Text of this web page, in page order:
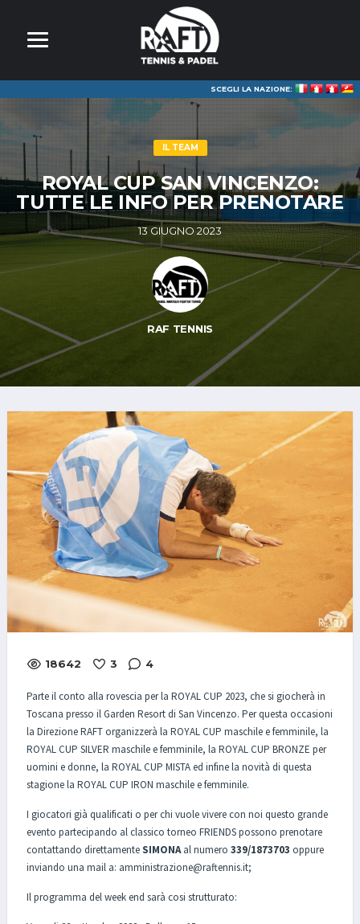
SCEGLI LA NAZIONE:
IL TEAM
ROYAL CUP SAN VINCENZO:
TUTTE LE INFO PER PRENOTARE
13 GIUGNO 2023
RAF TENNIS
18642 3 4
Parte il conto alla rovescia per la ROYAL CUP 2023, che si giocherà in
Toscana presso il Garden Resort di San Vincenzo. Per questa occasioni
la Direzione RAFT organizzerà la ROYAL CUP maschile e femminile, la
ROYAL CUP SILVER maschile e femminile, la ROYAL CUP BRONZE per
uomini e donne, la ROYAL CUP MISTA ed infine la novità di questa
stagione la ROYAL CUP IRON maschile e femminile.
I giocatori già qualificati o per chi vuole vivere con noi questo grande
evento partecipando al classico torneo FRIENDS possono prenotare
contattando direttamenteSIMONAal numero 339/1873703 oppure
inviando una mail a: amministrazione@raftennis.it;
Il programma del week end sarà cosi strutturato: